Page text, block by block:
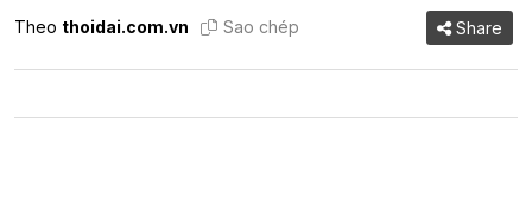
Theo thoidai.com.vn Sao chép Share